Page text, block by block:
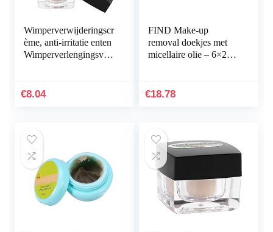
Wimperverwijderingscr
ème, anti-irritatie enten
Wimperverlengingsver
Crème verwijderen…
€8.04
FIND Make-up
removal doekjes met
micellaire olie – 6×25
€18.78